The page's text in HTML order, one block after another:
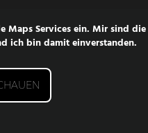
Maps Services ein. Mir sind die
ich bin damit einverstanden.